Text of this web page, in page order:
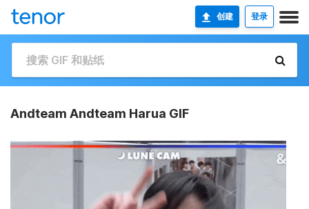
创建 登录
Andteam Andteam Harua GIF